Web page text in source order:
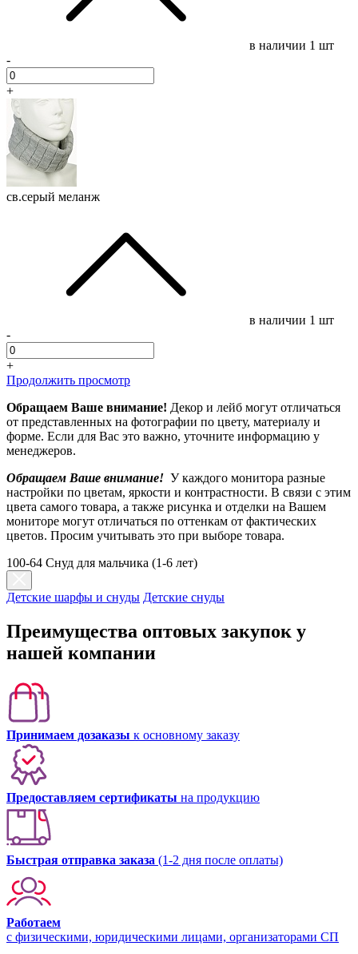
в наличии 1 шт
-
+
св.серый меланж
в наличии 1 шт
-
+
Продолжить просмотр
Обращаем Ваше внимание! Декор и лейб могут отличаться
от представленных на фотографии по цвету, материалу и
форме. Если для Вас это важно, уточните информацию у
менеджеров.
Обращаем Ваше внимание! У каждого монитора разные
настройки по цветам, яркости и контрастности. В связи с этим
цвета самого товара, а также рисунка и отделки на Вашем
мониторе могут отличаться по оттенкам от фактических
цветов. Просим учитывать это при выборе товара.
100-64 Снуд для мальчика (1-6 лет)
Детские шарфы и снуды Детские снуды
Преимущества оптовых закупок у
нашей компании
Принимаем дозаказы к основному заказу
Предоставляем сертификаты на продукцию
Быстрая отправка заказа (1-2 дня после оплаты)
Работаем
с физическими, юридическими лицами, организаторами СП